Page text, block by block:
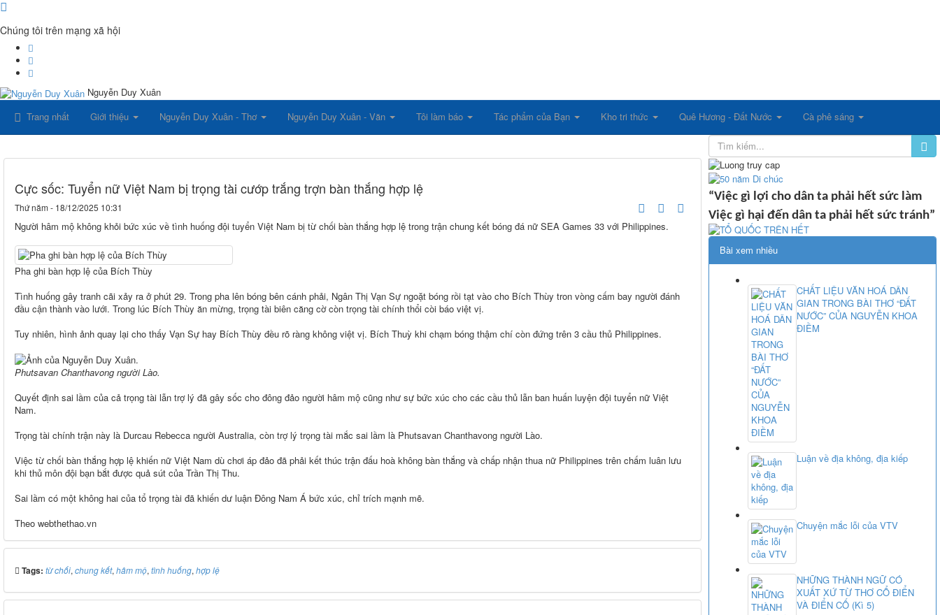
Chúng tôi trên mạng xã hội
Nguyễn Duy Xuân
Trang nhất
Giới thiệu Nguyễn Duy Xuân - Thơ Nguyễn Duy Xuân - Văn Tôi làm báo Tác phẩm của Bạn Kho tri thức Quê Hương - Đất Nước Cà phê sáng
Cực sốc: Tuyển nữ Việt Nam bị trọng tài cướp trắng trợn bàn thắng hợp lệ
Thứ năm - 18/12/2025 10:31
Người hâm mộ không khỏi bức xúc về tình huống đội tuyển Việt Nam bị từ chối bàn thắng hợp lệ trong trận chung kết bóng đá nữ SEA Games 33 với Philippines.
Pha ghi bàn hợp lệ của Bích Thùy
Tình huống gây tranh cãi xảy ra ở phút 29. Trong pha lên bóng bên cánh phải, Ngân Thị Vạn Sự ngoặt bóng rồi tạt vào cho Bích Thùy tron vòng cấm bay người đánh
đầu cận thành vào lưới. Trong lúc Bích Thùy ăn mừng, trọng tài biên căng cờ còn trọng tài chính thổi còi báo việt vị.
Tuy nhiên, hình ảnh quay lại cho thấy Vạn Sự hay Bích Thùy đều rõ ràng không việt vị. Bích Thuỳ khi chạm bóng thậm chí còn đứng trên 3 cầu thủ Philippines.
Phutsavan Chanthavong người Lào.
Quyết định sai lầm của cả trọng tài lẫn trợ lý đã gây sốc cho đông đảo người hâm mộ cũng như sự bức xúc cho các cầu thủ lẫn ban huấn luyện đội tuyển nữ Việt
Nam.
Trọng tài chính trận này là Durcau Rebecca người Australia, còn trợ lý trọng tài mắc sai lầm là Phutsavan Chanthavong người Lào.
Việc từ chối bàn thắng hợp lệ khiến nữ Việt Nam dù chơi áp đảo đã phải kết thúc trận đấu hoà không bàn thắng và chấp nhận thua nữ Philippines trên chấm luân lưu
khi thủ môn đội bạn bắt được quả sút của Trần Thị Thu.
Sai lầm có một không hai của tổ trọng tài đã khiến dư luận Đông Nam Á bức xúc, chỉ trích mạnh mẽ.
Theo webthethao.vn
Tags: từ chối, chung kết, hâm mộ, tình huống, hợp lệ
“Việc gì lợi cho dân ta phải hết sức làm
Việc gì hại đến dân ta phải hết sức tránh”
Bài xem nhiều
CHẤT LIỆU VĂN HOÁ DÂN
GIAN TRONG BÀI THƠ “ĐẤT
NƯỚC” CỦA NGUYỄN KHOA
ĐIỀM
Luận về địa không, địa kiếp
Chuyện mắc lỗi của VTV
NHỮNG THÀNH NGỮ CÓ
XUẤT XỨ TỪ THƠ CỔ ĐIỂN
VÀ ĐIỂN CỐ (Kì 5)